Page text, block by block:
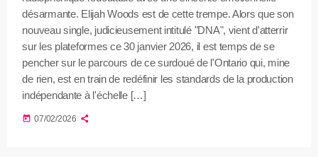
désarmante. Elijah Woods est de cette trempe. Alors que son
nouveau single, judicieusement intitulé "DNA", vient d'atterrir
sur les plateformes ce 30 janvier 2026, il est temps de se
pencher sur le parcours de ce surdoué de l'Ontario qui, mine
de rien, est en train de redéfinir les standards de la production
indépendante à l'échelle […]
today 07/02/2026